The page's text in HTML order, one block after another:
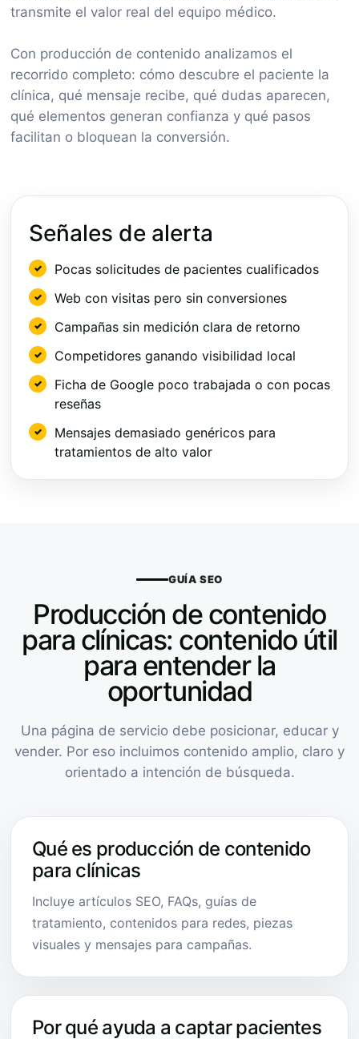
transmite el valor real del equipo médico.
Con producción de contenido analizamos el
recorrido completo: cómo descubre el paciente la
clínica, qué mensaje recibe, qué dudas aparecen,
qué elementos generan confianza y qué pasos
facilitan o bloquean la conversión.
Señales de alerta
Pocas solicitudes de pacientes cualificados
Web con visitas pero sin conversiones
Campañas sin medición clara de retorno
Competidores ganando visibilidad local
Ficha de Google poco trabajada o con pocas
reseñas
Mensajes demasiado genéricos para
tratamientos de alto valor
GUÍA SEO
Producción de contenido
para clínicas: contenido útil
para entender la
oportunidad
Una página de servicio debe posicionar, educar y
vender. Por eso incluimos contenido amplio, claro y
orientado a intención de búsqueda.
Qué es producción de contenido
para clínicas
Incluye artículos SEO, FAQs, guías de
tratamiento, contenidos para redes, piezas
visuales y mensajes para campañas.
Por qué ayuda a captar pacientes